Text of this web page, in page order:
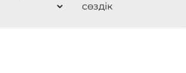
сөздік